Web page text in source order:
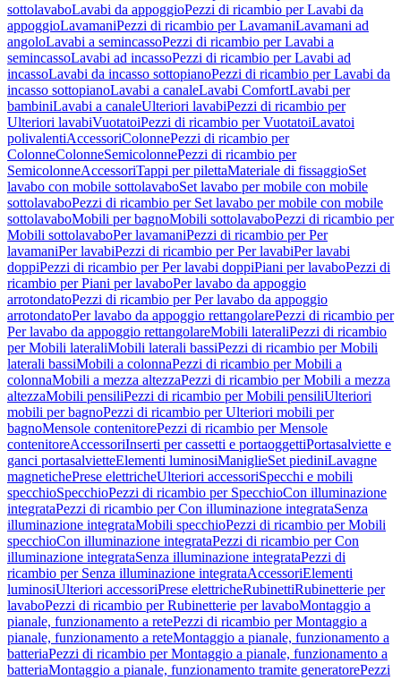
sottolavaboLavabi da appoggioPezzi di ricambio per Lavabi da
appoggioLavamaniPezzi di ricambio per LavamaniLavamani ad
angoloLavabi a semincassoPezzi di ricambio per Lavabi a
semincassoLavabi ad incassoPezzi di ricambio per Lavabi ad
incassoLavabi da incasso sottopianoPezzi di ricambio per Lavabi da
incasso sottopianoLavabi a canaleLavabi ComfortLavabi per
bambiniLavabi a canaleUlteriori lavabiPezzi di ricambio per
Ulteriori lavabiVuotatoiPezzi di ricambio per VuotatoiLavatoi
polivalentiAccessoriColonnePezzi di ricambio per
ColonneColonneSemicolonnePezzi di ricambio per
SemicolonneAccessoriTappi per pilettaMateriale di fissaggioSet
lavabo con mobile sottolavaboSet lavabo per mobile con mobile
sottolavaboPezzi di ricambio per Set lavabo per mobile con mobile
sottolavaboMobili per bagnoMobili sottolavaboPezzi di ricambio per
Mobili sottolavaboPer lavamaniPezzi di ricambio per Per
lavamaniPer lavabiPezzi di ricambio per Per lavabiPer lavabi
doppiPezzi di ricambio per Per lavabi doppiPiani per lavaboPezzi di
ricambio per Piani per lavaboPer lavabo da appoggio
arrotondatoPezzi di ricambio per Per lavabo da appoggio
arrotondatoPer lavabo da appoggio rettangolarePezzi di ricambio per
Per lavabo da appoggio rettangolareMobili lateraliPezzi di ricambio
per Mobili lateraliMobili laterali bassiPezzi di ricambio per Mobili
laterali bassiMobili a colonnaPezzi di ricambio per Mobili a
colonnaMobili a mezza altezzaPezzi di ricambio per Mobili a mezza
altezzaMobili pensiliPezzi di ricambio per Mobili pensiliUlteriori
mobili per bagnoPezzi di ricambio per Ulteriori mobili per
bagnoMensole contenitorePezzi di ricambio per Mensole
contenitoreAccessoriInserti per cassetti e portaoggettiPortasalviette e
ganci portasalvietteElementi luminosiManiglieSet piediniLavagne
magnetichePrese elettricheUlteriori accessoriSpecchi e mobili
specchioSpecchioPezzi di ricambio per SpecchioCon illuminazione
integrataPezzi di ricambio per Con illuminazione integrataSenza
illuminazione integrataMobili specchioPezzi di ricambio per Mobili
specchioCon illuminazione integrataPezzi di ricambio per Con
illuminazione integrataSenza illuminazione integrataPezzi di
ricambio per Senza illuminazione integrataAccessoriElementi
luminosiUlteriori accessoriPrese elettricheRubinettiRubinetterie per
lavaboPezzi di ricambio per Rubinetterie per lavaboMontaggio a
pianale, funzionamento a retePezzi di ricambio per Montaggio a
pianale, funzionamento a reteMontaggio a pianale, funzionamento a
batteriaPezzi di ricambio per Montaggio a pianale, funzionamento a
batteriaMontaggio a pianale, funzionamento tramite generatorePezzi